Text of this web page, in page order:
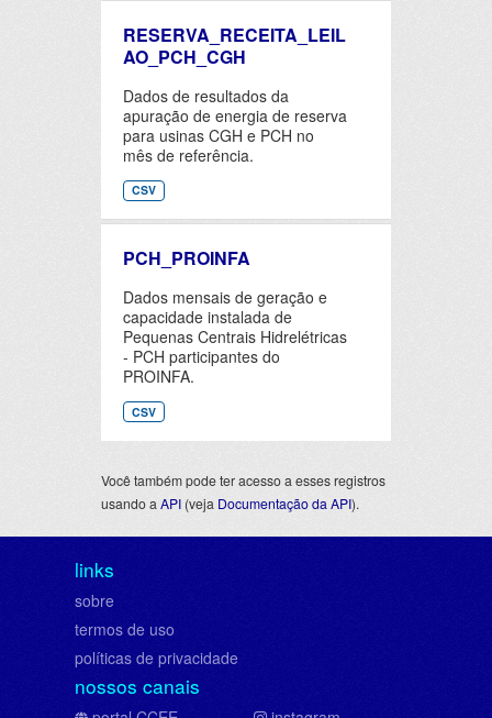
RESERVA_RECEITA_LEIL
AO_PCH_CGH
Dados de resultados da
apuração de energia de reserva
para usinas CGH e PCH no
mês de referência.
CSV
PCH_PROINFA
Dados mensais de geração e
capacidade instalada de
Pequenas Centrais Hidrelétricas
- PCH participantes do
PROINFA.
CSV
Você também pode ter acesso a esses registros
usando a API (veja Documentação da API).
links
sobre
termos de uso
políticas de privacidade
nossos canais